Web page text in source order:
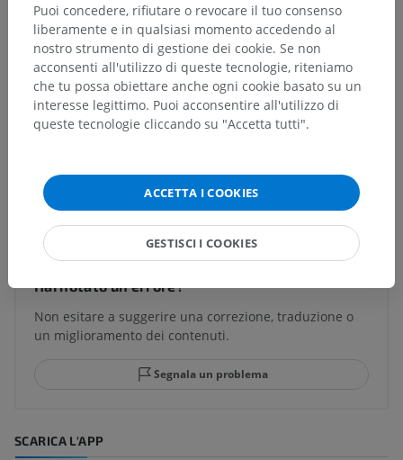
Strutture sottostanti:
Dotti trasversi dell'epooforon
Anatomia umana 1
Traduzioni
Hai notato un errore?
Non esitare a suggerire una correzione, traduzione o
un miglioramento dei contenuti.
Segnala un problema
SCARICA L'APP
Puoi concedere, rifiutare o revocare il tuo consenso
liberamente e in qualsiasi momento accedendo al
nostro strumento di gestione dei cookie. Se non
acconsenti all'utilizzo di queste tecnologie, riteniamo
che tu possa obiettare anche ogni cookie basato su un
interesse legittimo. Puoi acconsentire all'utilizzo di
queste tecnologie cliccando su "Accetta tutti".
ACCETTA I COOKIES
GESTISCI I COOKIES